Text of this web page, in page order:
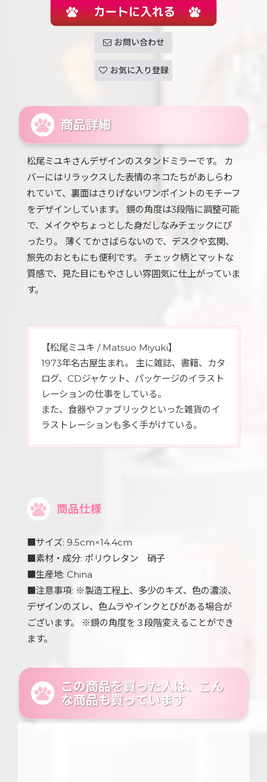
お問い合わせ
お気に入り登録
商品詳細
松尾ミユキさんデザインのスタンドミラーです。 カ
バーにはリラックスした表情のネコたちがあしらわ
れていて、裏面はさりげないワンポイントのモチーフ
をデザインしています。 鏡の角度は3段階に調整可能
で、メイクやちょっとした身だしなみチェックにぴ
ったり。 薄くてかさばらないので、デスクや玄関、
旅先のおともにも便利です。 チェック柄とマットな
質感で、見た目にもやさしい雰囲気に仕上がっていま
す。
【松尾ミユキ / Matsuo Miyuki】
1973年名古屋生まれ。 主に雑誌、書籍、カタ
ログ、CDジャケット、パッケージのイラスト
レーションの仕事をしている。
また、食器やファブリックといった雑貨のイ
ラストレーションも多く手がけている。
商品仕様
■サイズ: 9.5cm×14.4cm
■素材・成分: ポリウレタン 硝子
■生産地: China
■注意事項: ※製造工程上、多少のキズ、色の濃淡、
デザインのズレ、色ムラやインクとびがある場合が
ございます。 ※鏡の角度を３段階変えることができ
ます。
この商品を買った人は、こん
な商品も買っています